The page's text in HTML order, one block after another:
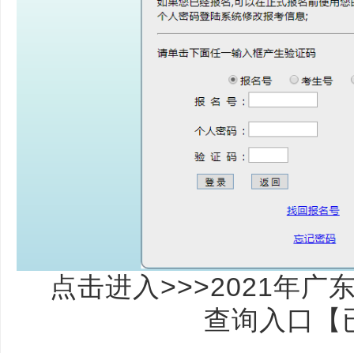
点击进入>>>2021年广
查询入口【